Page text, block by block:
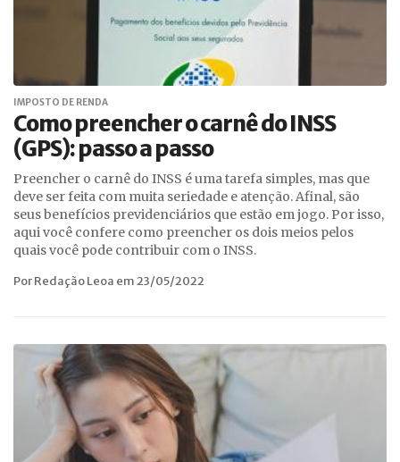
IMPOSTO DE RENDA
Como preencher o carnê do INSS
(GPS): passo a passo
Preencher o carnê do INSS é uma tarefa simples, mas que
deve ser feita com muita seriedade e atenção. Afinal, são
seus benefícios previdenciários que estão em jogo. Por isso,
aqui você confere como preencher os dois meios pelos
quais você pode contribuir com o INSS.
Por Redação Leoa em 23/05/2022